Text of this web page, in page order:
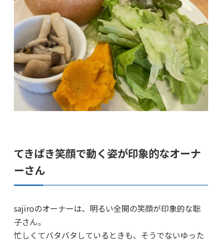
てきぱき笑顔で動く姿が印象的なオーナ
ーさん
sajiroのオーナーは、明るい全開の笑顔が印象的な聡
子さん。
忙しくてバタバタしているときも、そうでないゆった